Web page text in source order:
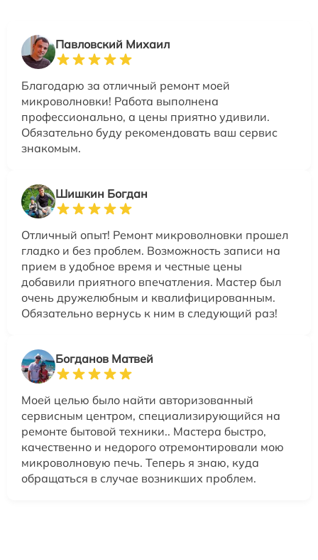
Павловский Михаил
Благодарю за отличный ремонт моей
микроволновки! Работа выполнена
профессионально, а цены приятно удивили.
Обязательно буду рекомендовать ваш сервис
знакомым.
Шишкин Богдан
Отличный опыт! Ремонт микроволновки прошел
гладко и без проблем. Возможность записи на
прием в удобное время и честные цены
добавили приятного впечатления. Мастер был
очень дружелюбным и квалифицированным.
Обязательно вернусь к ним в следующий раз!
Богданов Матвей
Моей целью было найти авторизованный
сервисным центром, специализирующийся на
ремонте бытовой техники.. Мастера быстро,
качественно и недорого отремонтировали мою
микроволновую печь. Теперь я знаю, куда
обращаться в случае возникших проблем.